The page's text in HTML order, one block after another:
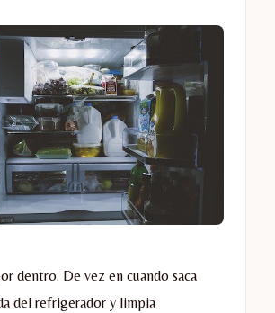
dentro. De vez en cuando saca
del refrigerador y limpia